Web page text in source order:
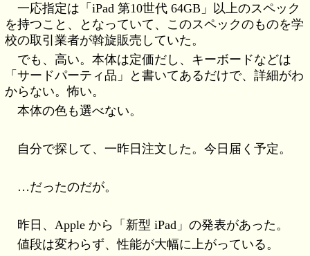
一応指定は「iPad 第10世代 64GB」以上のスペック
を持つこと、となっていて、このスペックのものを学
校の取引業者が斡旋販売していた。
でも、高い。本体は定価だし、キーボードなどは
「サードパーティ品」と書いてあるだけで、詳細がわ
からない。怖い。
本体の色も選べない。
自分で探して、一昨日注文した。今日届く予定。
…だったのだが。
昨日、Apple から「新型 iPad」の発表があった。
値段は変わらず、性能が大幅に上がっている。